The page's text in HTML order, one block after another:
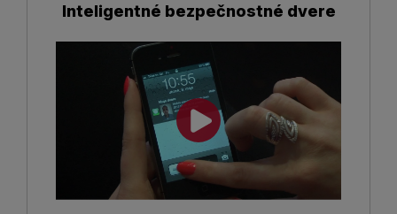
Inteligentné bezpečnostné dvere